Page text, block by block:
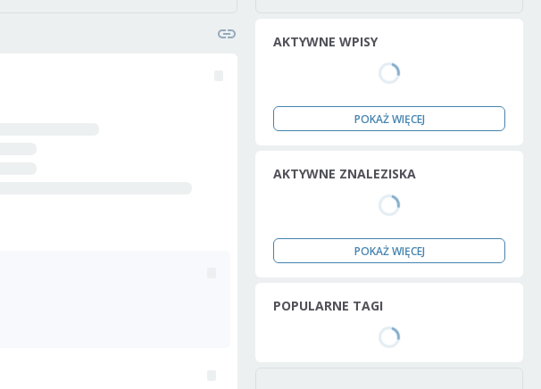
AKTYWNE WPISY
POKAŻ WIĘCEJ
AKTYWNE ZNALEZISKA
POKAŻ WIĘCEJ
POPULARNE TAGI